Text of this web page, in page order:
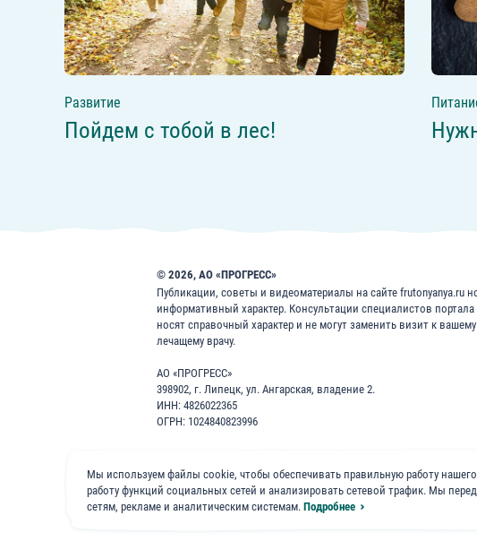
Развитие
Пойдем с тобой в лес!
© 2026, АО «ПРОГРЕСС»
Публикации, советы и видеоматериалы на сайте frutonyanya.ru
информативный характер. Консультации специалистов портала
носят справочный характер и не могут заменить визит к вашему
лечащему врачу.
АО «ПРОГРЕСС»
398902, г. Липецк, ул. Ангарская, владение 2.
ИНН: 4826022365
ОГРН: 1024840823996
8 800 200 1 400
Бесплатно для звонков по России
Мы используем файлы cookie, чтобы обеспечивать правильную работу
работу функций социальных сетей и анализировать сетевой трафик. Мы
сетям, рекламе и аналитическим системам. Подробнее